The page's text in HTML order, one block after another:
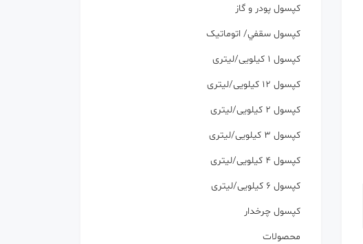
كپسول پودر و گاز
كپسول سقفي/ اتوماتیک
کپسول 1 کیلویی/لیتری
کپسول 12 کیلویی/لیتری
کپسول 2 کیلویی/لیتری
کپسول 3 کیلویی/لیتری
کپسول 4 کیلویی/لیتری
کپسول 6 کیلویی/لیتری
کپسول چرخدار
محصولات